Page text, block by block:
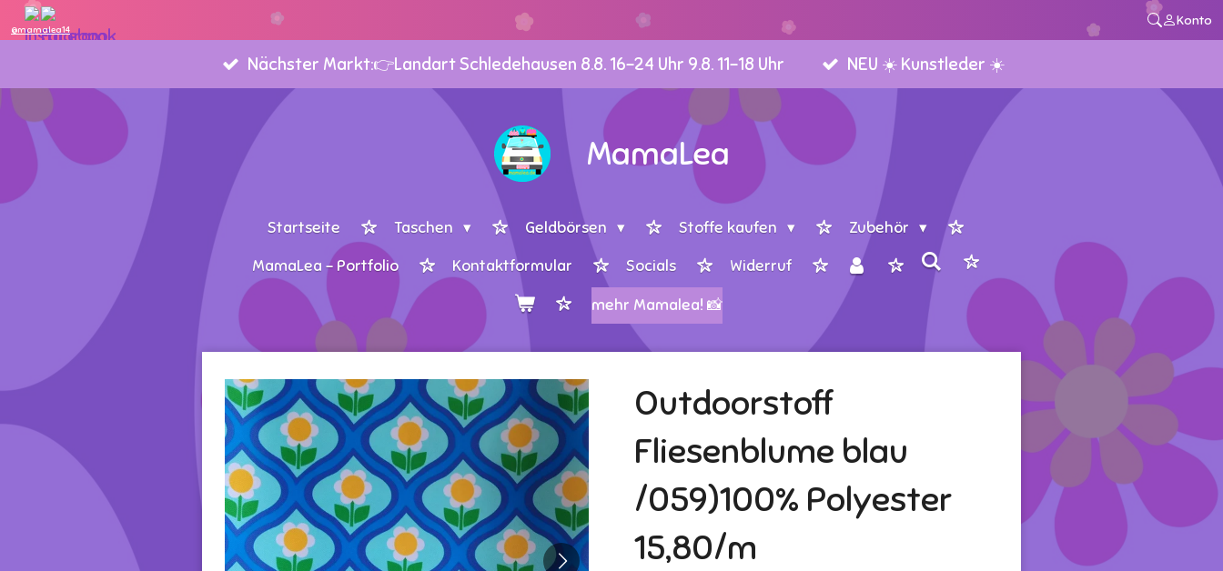
@mamalea14
Konto
Zum
springen
Nächster Markt:👉Landart Schledehausen 8.8. 16-24 Uhr 9.8. 11-18 Uhr NEU ☀️ Kunstleder ☀️
MamaLea
Startseite Taschen Geldbörsen Stoffe kaufen
Zubehör
MamaLea - Portfolio
Kontaktformular Socials Widerruf
mehr Mamalea! 📸
Outdoorstoff
Fliesenblume blau
/059)100% Polyester
15,80/m